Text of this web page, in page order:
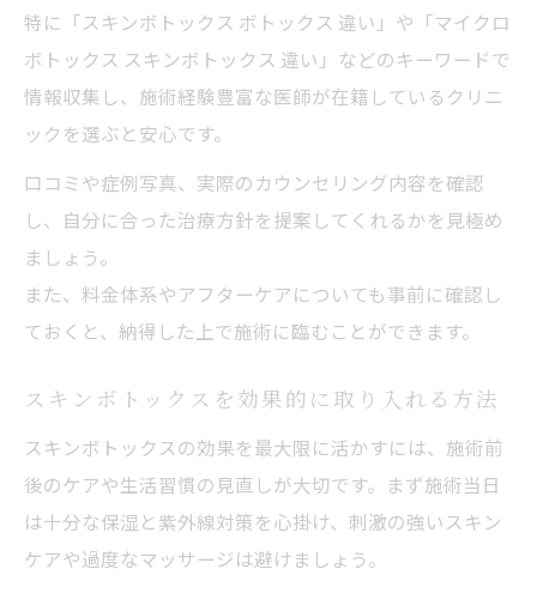
特に「スキンボトックス ボトックス 違い」や「マイクロ
ボトックス スキンボトックス 違い」などのキーワードで
情報収集し、施術経験豊富な医師が在籍しているクリニ
ックを選ぶと安心です。
口コミや症例写真、実際のカウンセリング内容を確認
し、自分に合った治療方針を提案してくれるかを見極め
ましょう。
また、料金体系やアフターケアについても事前に確認し
ておくと、納得した上で施術に臨むことができます。
スキンボトックスを効果的に取り入れる方法
スキンボトックスの効果を最大限に活かすには、施術前
後のケアや生活習慣の見直しが大切です。まず施術当日
は十分な保湿と紫外線対策を心掛け、刺激の強いスキン
ケアや過度なマッサージは避けましょう。